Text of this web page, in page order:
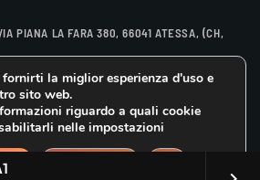
PIANA LA FARA 380, 66041 ATESSA, (CH,
la miglior esperienza d'uso e
sito web.
riguardo a quali cookie
nelle impostazioni